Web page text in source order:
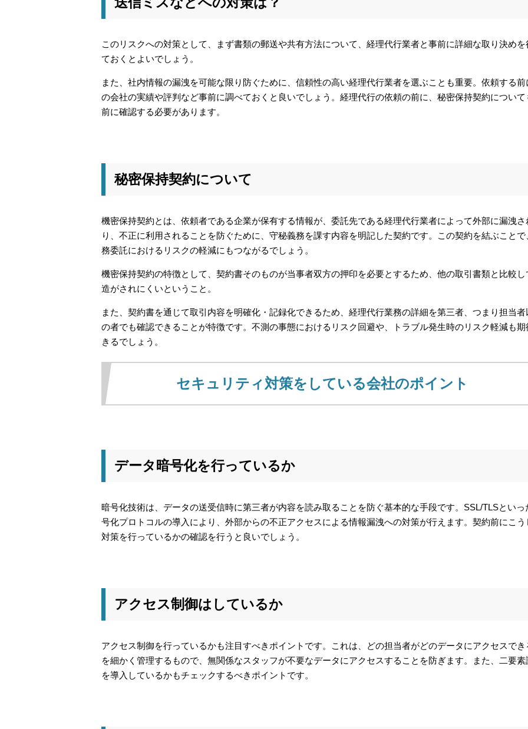
このリスクへの対策として、まず書類の郵送や共有方法について、経理代行業者と事前に詳細な取り決めを
ておくとよいでしょう。
また、社内情報の漏洩を可能な限り防ぐために、信頼性の高い経理代行業者を選ぶことも重要。依頼する前
の会社の実績や評判など事前に調べておくと良いでしょう。経理代行の依頼の前に、秘密保持契約について
前に確認する必要があります。
秘密保持契約について
機密保持契約とは、依頼者である企業が保有する情報が、委託先である経理代行業者によって外部に漏洩さ
り、不正に利用されることを防ぐために、守秘義務を課す内容を明記した契約です。この契約を結ぶことで
務委託におけるリスクの軽減にもつながるでしょう。
機密保持契約の特徴として、契約書そのものが当事者双方の押印を必要とするため、他の取引書類と比較し
造がされにくいということ。
また、契約書を通じて取引内容を明確化・記録化できるため、経理代行業務の詳細を第三者、つまり担当者
の者でも確認できることが特徴です。不測の事態におけるリスク回避や、トラブル発生時のリスク軽減も期
きるでしょう。
セキュリティ対策をしている会社のポイント
データ暗号化を行っているか
暗号化技術は、データの送受信時に第三者が内容を読み取ることを防ぐ基本的な手段です。SSL/TLSといっ
号化プロトコルの導入により、外部からの不正アクセスによる情報漏洩への対策が行えます。契約前にこう
対策を行っているかの確認を行うと良いでしょう。
アクセス制御はしているか
アクセス制御を行っているかも注目すべきポイントです。これは、どの担当者がどのデータにアクセスでき
を細かく管理するもので、無関係なスタッフが不要なデータにアクセスすることを防ぎます。また、二要素
を導入しているかもチェックするべきポイントです。